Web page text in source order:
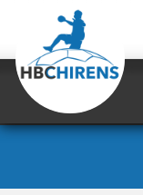
Panneau de gestion des cookies